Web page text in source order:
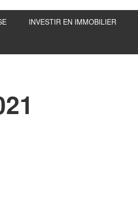
INVESTIR EN IMMOBILIER